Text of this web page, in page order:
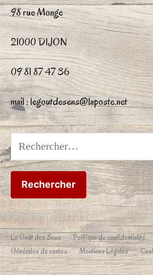
98 rue Monge
21000 DIJON
09 81 87 47 36
mail : legoutdesens@laposte.net
Rechercher :
Le Goût des Sens Politique de confidentialité
Générales de ventes
Mentions Légales